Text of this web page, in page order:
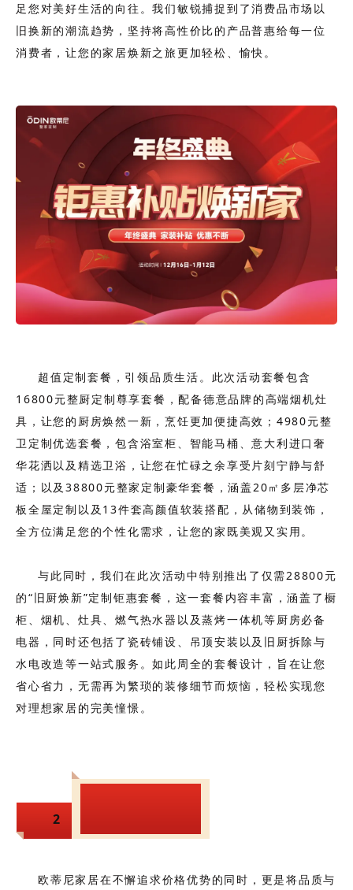
足您对美好生活的向往。我们敏锐捕捉到了消费品市场以
旧换新的潮流趋势，坚持将高性价比的产品普惠给每一位
消费者，让您的家居焕新之旅更加轻松、愉快。
超值定制套餐，引领品质生活。此次活动套餐包含
16800元整厨定制尊享套餐，配备德意品牌的高端烟机灶
具，让您的厨房焕然一新，烹饪更加便捷高效； 4980元整
卫定制优选套餐，包含浴室柜、智能马桶、意大利进口奢
华花洒以及精选卫浴，让您在忙碌之余享受片刻宁静与舒
适；以及 38800元整家定制豪华套餐，涵盖20㎡多层净芯
板全屋定制以及13件套高颜值软装搭配，从储物到装饰，
全方位满足您的个性化需求，让您的家既美观又实用。
与此同时，我们在此次活动中特别推出了仅需28800元
的“旧厨焕新”定制钜惠套餐，这一套餐内容丰富，涵盖了橱
柜、烟机、灶具、燃气热水器以及蒸烤一体机等厨房必备
电器，同时还包括了瓷砖铺设、吊顶安装以及旧厨拆除与
水电改造等一站式服务。如此周全的套餐设计，旨在让您
省心省力，无需再为繁琐的装修细节而烦恼，轻松实现您
对理想家居的完美憧憬。
2
欧蒂尼家居在不懈追求价格优势的同时，更是将品质与